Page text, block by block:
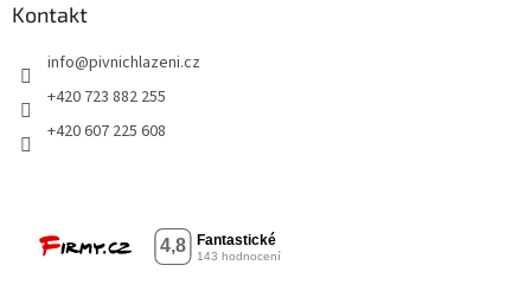
Kontakt
info@pivnichlazeni.cz
+420 723 882 255
+420 607 225 608